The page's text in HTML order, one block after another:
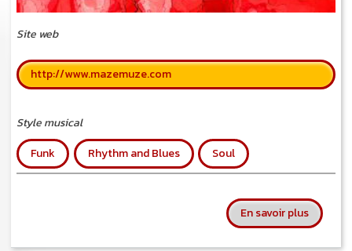
Site web
http://www.mazemuze.com
Style musical
Funk
Rhythm and Blues Soul
En savoir plussur